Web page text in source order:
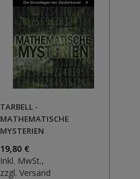
TARBELL -
MATHEMATISCHE
MYSTERIEN
19,80 €
Inkl. MwSt.,
zzgl.Versand